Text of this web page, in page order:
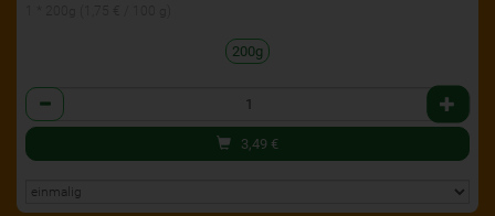
200g
Anzahl
3,49 €